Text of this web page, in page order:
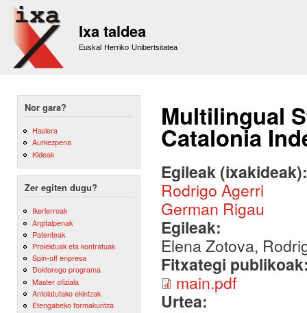
Ixa taldea
Euskal Herriko Unibertsitatea
Nor gara?
Hasiera
Aurkezpena
Kideak
Zer egiten dugu?
Ikerlerroak
Argitalpenak
Patenteak
Proiektuak eta kontratuak
Spin-off enpresa
Doktorego programa
Master ofiziala
Antolatutako ekintzak
Etengabeko formakuntza
Multilingual
Catalonia
Egileak
Rodrigo Agerri
German Rigau
Egileak:
Elena Zotova,
Fitxategi
main.pdf
Urtea: